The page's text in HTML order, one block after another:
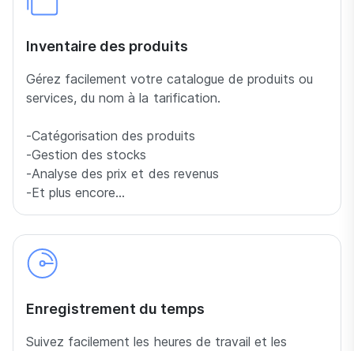
Inventaire des produits
Gérez facilement votre catalogue de produits ou
services, du nom à la tarification.
-Catégorisation des produits
-Gestion des stocks
-Analyse des prix et des revenus
-Et plus encore…
Enregistrement du temps
Suivez facilement les heures de travail et les